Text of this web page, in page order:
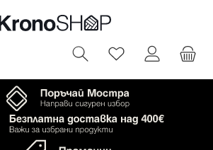
Имате 0